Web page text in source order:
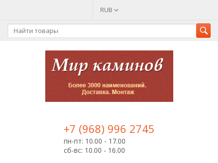
RUB
+7 (968) 996 2745
пн-пт: 10.00 - 17.00
сб-вс: 10.00 - 16.00